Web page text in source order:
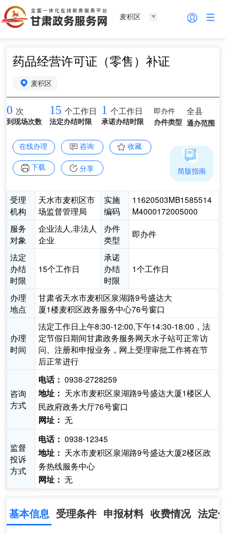
麦积区
药品经营许可证（零售）补证
麦积区
0 次
到现场次数
15 个工作日
法定办结时限
1 个工作日
承诺办结时限
即办件
办件类型
全县
通办范围
在线办理 咨询 收藏
下载 分享
受理
机构
天水市麦积区市
场监督管理局
实施
编码
11620503MB1585514
M4000172005000
服务
对象
企业法人,非法人
企业
办件
类型
即办件
法定
办结
时限
15个工作日
承诺
办结
时限
1个工作日
办理
地点
甘肃省天水市麦积区泉湖路9号盛达大
厦1楼麦积区政务服务中心76号窗口
办理
时间
法定工作日上午8:30-12:00,下午14:30-18:00，法
定节假日期间甘肃政务服务网天水子站可正常访
问、注册和申报业务，网上受理审批工作将在节
后正常进行
咨询
方式
电话： 0938-2728259
地址： 天水市麦积区泉湖路9号盛达大厦1楼区人
民政府政务大厅76号窗口
网址： 无
监督
投诉
方式
电话： 0938-12345
地址： 天水市麦积区泉湖路9号盛达大厦2楼区政
务热线服务中心
网址： 无
简版指南
基本信息 受理条件 申报材料 收费情况 法定